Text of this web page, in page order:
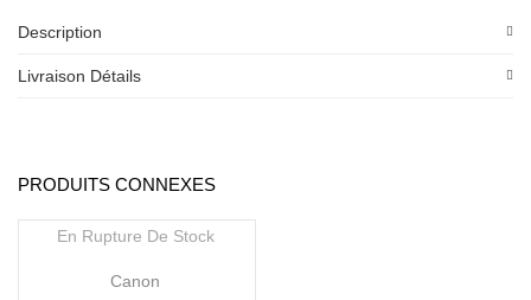
Description
Livraison Détails
PRODUITS CONNEXES
En Rupture De Stock
Canon